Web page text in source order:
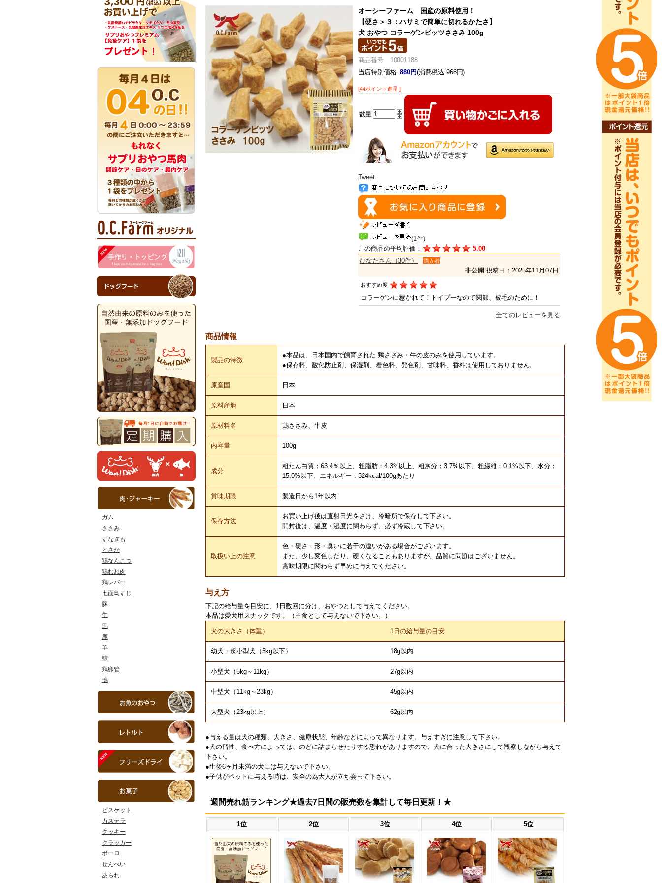
ガム
ささみ
すなぎも
とさか
鶏なんこつ
鶏むね肉
鶏レバー
七面鳥すじ
豚
牛
馬
鹿
羊
鯨
鶏卵管
鴨
ビスケット
カステラ
クッキー
クラッカー
ボーロ
せんべい
あられ
オーシーファーム 国産の原料使用！
【硬さ＞３：ハサミで簡単に切れるかたさ】
犬 おやつ コラーゲンビッツささみ 100g
商品番号 10001188
当店特別価格 880円(消費税込:968円)
[44ポイント進呈 ]
数量
Tweet
(1件)
この商品の平均評価：
5.00
ひなたさん（30件）
購入者
非公開 投稿日：2025年11月07日
おすすめ度
コラーゲンに惹かれて！トイプーなので関節、被毛のために！
全てのレビューを見る
商品情報
製品の特徴
●本品は、日本国内で飼育された 鶏ささみ・牛の皮のみを使用しています。
●保存料、酸化防止剤、保湿剤、着色料、発色剤、甘味料、香料は使用しておりません。
原産国 日本
原料産地 日本
原材料名 鶏ささみ、牛皮
内容量 100g
成分
粗たん白質：63.4％以上、粗脂肪：4.3%以上、粗灰分：3.7%以下、粗繊維：0.1%以下、水分：
15.0%以下、エネルギー：324kcal/100gあたり
賞味期限 製造日から1年以内
保存方法
お買い上げ後は直射日光をさけ、冷暗所で保存して下さい。
開封後は、温度・湿度に関わらず、必ず冷蔵して下さい。
取扱い上の注意
色・硬さ・形・臭いに若干の違いがある場合がございます。
また、少し変色したり、硬くなることもありますが、品質に問題はございません。
賞味期限に関わらず早めに与えてください。
与え方
下記の給与量を目安に、1日数回に分け、おやつとして与えてください。
本品は愛犬用スナックです。（主食として与えないで下さい。）
犬の大きさ（体重） 1日の給与量の目安
幼犬・超小型犬（5kg以下） 18g以内
小型犬（5kg～11kg） 27g以内
中型犬（11kg～23kg） 45g以内
大型犬（23kg以上） 62g以内
●与える量は犬の種類、大きさ、健康状態、年齢などによって異なります。与えすぎに注意して下さい。
●犬の習性、食べ方によっては、のどに詰まらせたりする恐れがありますので、犬に合った大きさにして観察しながら与えて
下さい。
●生後6ヶ月未満の犬には与えないで下さい。
●子供がペットに与える時は、安全の為大人が立ち会って下さい。
週間売れ筋ランキング★過去7日間の販売数を集計して毎日更新！★
1位 2位 3位 4位 5位